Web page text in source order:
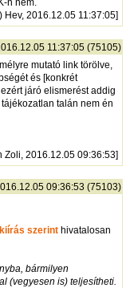
n nem.
Hev, 2016.12.05 11:37:05]
11:37:05 (75105)
mutató link törölve,
és [konkrét
járó elismerést addig
talán nem én
Zoli, 2016.12.05 09:36:53]
09:36:53 (75103)
kiírás szerinthivatalosan
bármilyen
(vegyesen is) teljesítheti.